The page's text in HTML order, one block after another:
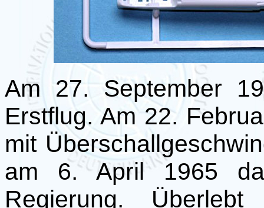
Am 27. September
Erstflug. Am 22.
mit
am 6. April 1965
Regierung.